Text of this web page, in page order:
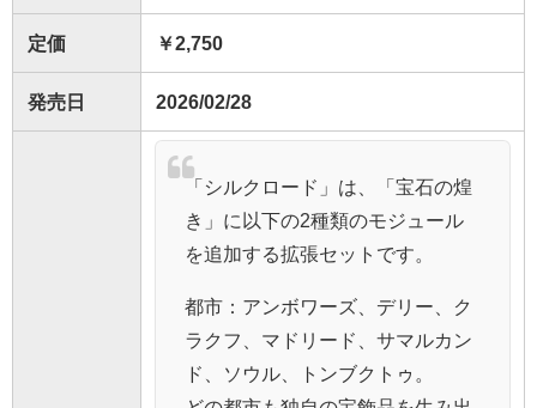
定価 ￥2,750
発売日 2026/02/28
「シルクロード」は、「宝石の煌
き」に以下の2種類のモジュール
を追加する拡張セットです。
都市：アンボワーズ、デリー、ク
ラクフ、マドリード、サマルカン
ド、ソウル、トンブクトゥ。